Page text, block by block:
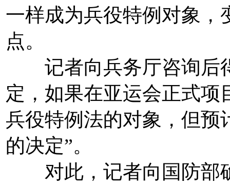
一样成为兵役特例对象，
点。
记者向兵务厅咨询后
定，如果在亚运会正式项
兵役特例法的对象，但预
的决定”。
对此，记者向国防部